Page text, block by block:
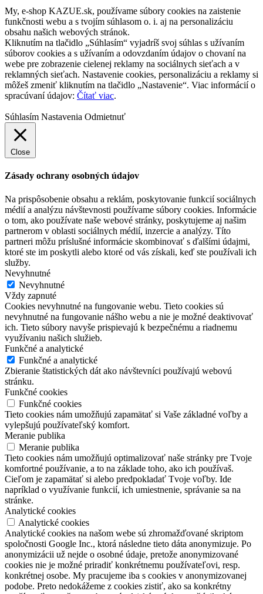
My, e-shop KAZUE.sk, používame súbory cookies na zaistenie
funkčnosti webu a s tvojím súhlasom o. i. aj na personalizáciu
obsahu našich webových stránok.
Kliknutím na tlačidlo „Súhlasím“ vyjadríš svoj súhlas s užívaním
súborov cookies a s užívaním a odovzdaním údajov o chovaní na
webe pre zobrazenie cielenej reklamy na sociálnych sieťach a v
reklamných sieťach. Nastavenie cookies, personalizáciu a reklamy si
môžeš zmeniť kliknutím na tlačidlo „Nastavenie“. Viac informácií o
spracúvaní údajov: Čítať viac.
Súhlasím Nastavenia Odmietnuť
Close
Zásady ochrany osobných údajov
Na prispôsobenie obsahu a reklám, poskytovanie funkcií sociálnych
médií a analýzu návštevnosti používame súbory cookies. Informácie
o tom, ako používate naše webové stránky, poskytujeme aj našim
partnerom v oblasti sociálnych médií, inzercie a analýzy. Títo
partneri môžu príslušné informácie skombinovať s ďalšími údajmi,
ktoré ste im poskytli alebo ktoré od vás získali, keď ste používali ich
služby.
Nevyhnutné
Nevyhnutné
Vždy zapnuté
Cookies nevyhnutné na fungovanie webu. Tieto cookies sú
nevyhnutné na fungovanie nášho webu a nie je možné deaktivovať
ich. Tieto súbory navyše prispievajú k bezpečnému a riadnemu
využívaniu našich služieb.
Funkčné a analytické
Funkčné a analytické
Zbieranie štatistických dát ako návštevníci používajú webovú
stránku.
Funkčné cookies
Funkčné cookies
Tieto cookies nám umožňujú zapamätať si Vaše základné voľby a
vylepšujú používateľský komfort.
Meranie publika
Meranie publika
Tieto cookies nám umožňujú optimalizovať naše stránky pre Tvoje
komfortné používanie, a to na základe toho, ako ich používaš.
Cieľom je zapamätať si alebo predpokladať Tvoje voľby. Ide
napríklad o využívanie funkcií, ich umiestnenie, správanie sa na
stránke.
Analytické cookies
Analytické cookies
Analytické cookies na našom webe sú zhromažďované skriptom
spoločnosti Google Inc., ktorá následne tieto dáta anonymizuje. Po
anonymizácii už nejde o osobné údaje, pretože anonymizované
cookies nie je možné priradiť konkrétnemu používateľovi, resp.
konkrétnej osobe. My pracujeme iba s cookies v anonymizovanej
podobe. Preto nedokážeme z cookies zistiť, ako sa konkrétny